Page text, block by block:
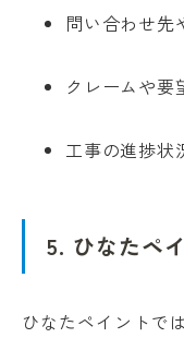
問い合わせ先
クレームや要
工事の進捗状
5. ひなたペ
ひなたペイントでは